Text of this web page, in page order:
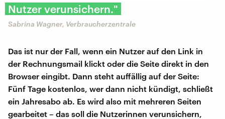
Nutzer verunsichern."
Sabrina Wagner, Verbraucherzentrale
Das ist nur der Fall, wenn ein Nutzer auf den Link in
der Rechnungsmail klickt oder die Seite direkt in den
Browser eingibt. Dann steht auffällig auf der Seite:
Fünf Tage kostenlos, wer dann nicht kündigt, schließt
ein Jahresabo ab. Es wird also mit mehreren Seiten
gearbeitet – das soll die Nutzerinnen verunsichern,